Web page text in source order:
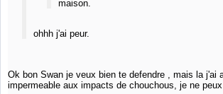
maison.
ohhh j'ai peur.
Ok bon Swan je veux bien te defendre , mais la j'ai
impermeable aux impacts de chouchous, je ne